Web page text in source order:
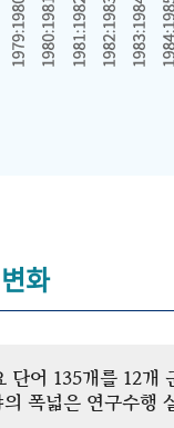
화
단어 135개를 12
폭넓은 연구수행